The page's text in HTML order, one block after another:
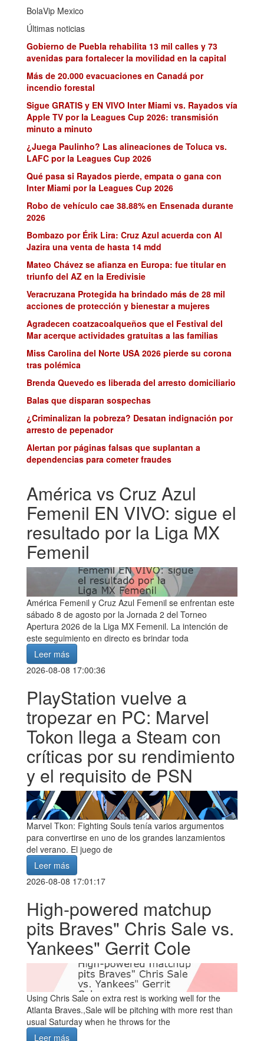
BolaVip Mexico
Últimas noticias
Gobierno de Puebla rehabilita 13 mil calles y 73
avenidas para fortalecer la movilidad en la capital
Más de 20.000 evacuaciones en Canadá por
incendio forestal
Sigue GRATIS y EN VIVO Inter Miami vs. Rayados vía
Apple TV por la Leagues Cup 2026: transmisión
minuto a minuto
¿Juega Paulinho? Las alineaciones de Toluca vs.
LAFC por la Leagues Cup 2026
Qué pasa si Rayados pierde, empata o gana con
Inter Miami por la Leagues Cup 2026
Robo de vehículo cae 38.88% en Ensenada durante
2026
Bombazo por Érik Lira: Cruz Azul acuerda con Al
Jazira una venta de hasta 14 mdd
Mateo Chávez se afianza en Europa: fue titular en
triunfo del AZ en la Eredivisie
Veracruzana Protegida ha brindado más de 28 mil
acciones de protección y bienestar a mujeres
Agradecen coatzacoalqueños que el Festival del
Mar acerque actividades gratuitas a las familias
Miss Carolina del Norte USA 2026 pierde su corona
tras polémica
Brenda Quevedo es liberada del arresto domiciliario
Balas que disparan sospechas
¿Criminalizan la pobreza? Desatan indignación por
arresto de pepenador
Alertan por páginas falsas que suplantan a
dependencias para cometer fraudes
América vs Cruz Azul
Femenil EN VIVO: sigue el
resultado por la Liga MX
Femenil
América Femenil y Cruz Azul Femenil se enfrentan este
sábado 8 de agosto por la Jornada 2 del Torneo
Apertura 2026 de la Liga MX Femenil. La intención de
este seguimiento en directo es brindar toda
Leer más
2026-08-08 17:00:36
PlayStation vuelve a
tropezar en PC: Marvel
Tokon llega a Steam con
críticas por su rendimiento
y el requisito de PSN
Marvel Tkon: Fighting Souls tenía varios argumentos
para convertirse en uno de los grandes lanzamientos
del verano. El juego de
Leer más
2026-08-08 17:01:17
High-powered matchup
pits Braves" Chris Sale vs.
Yankees" Gerrit Cole
Using Chris Sale on extra rest is working well for the
Atlanta Braves.,Sale will be pitching with more rest than
usual Saturday when he throws for the
Leer más